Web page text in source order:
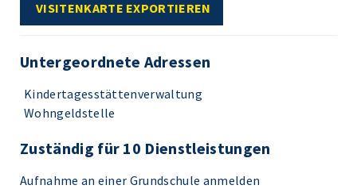
VISITENKARTE EXPORTIEREN
Untergeordnete Adressen
Kindertagesstättenverwaltung
Wohngeldstelle
Zuständig für 10 Dienstleistungen
Aufnahme an einer Grundschule anmelden